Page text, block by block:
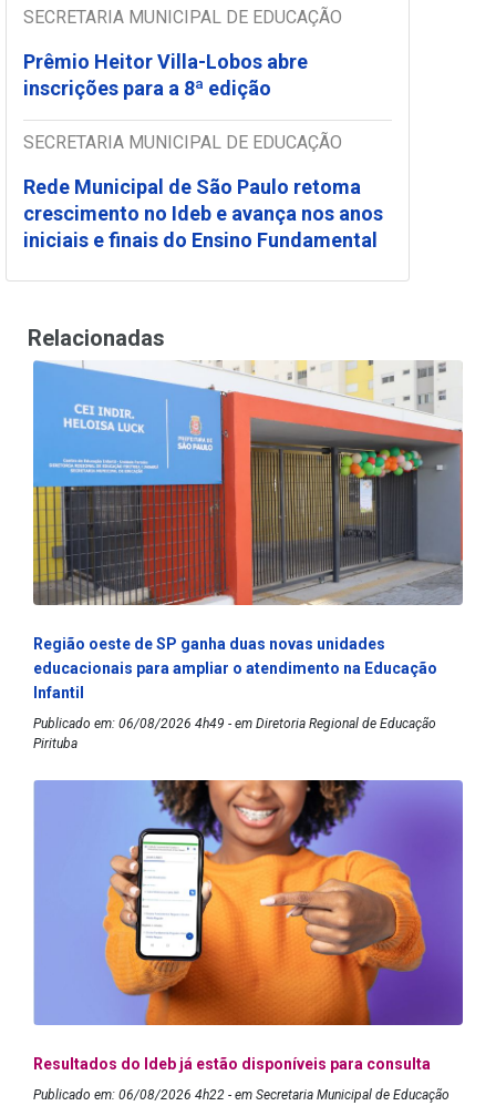
SECRETARIA MUNICIPAL DE EDUCAÇÃO
Prêmio Heitor Villa-Lobos abre
inscrições para a 8ª edição
SECRETARIA MUNICIPAL DE EDUCAÇÃO
Rede Municipal de São Paulo retoma
crescimento no Ideb e avança nos anos
iniciais e finais do Ensino Fundamental
Relacionadas
Região oeste de SP ganha duas novas unidades
educacionais para ampliar o atendimento na Educação
Infantil
Publicado em: 06/08/2026 4h49 - em Diretoria Regional de Educação
Pirituba
Resultados do Ideb já estão disponíveis para consulta
Publicado em: 06/08/2026 4h22 - em Secretaria Municipal de Educação